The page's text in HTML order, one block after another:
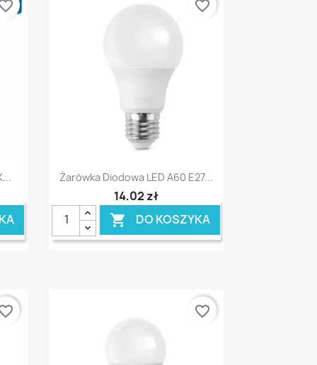
Szybki podgląd
Żarówka Diodowa LED A60 E27...
14,02 zł
 DO KOSZYKA
favorite_border
favorite_border